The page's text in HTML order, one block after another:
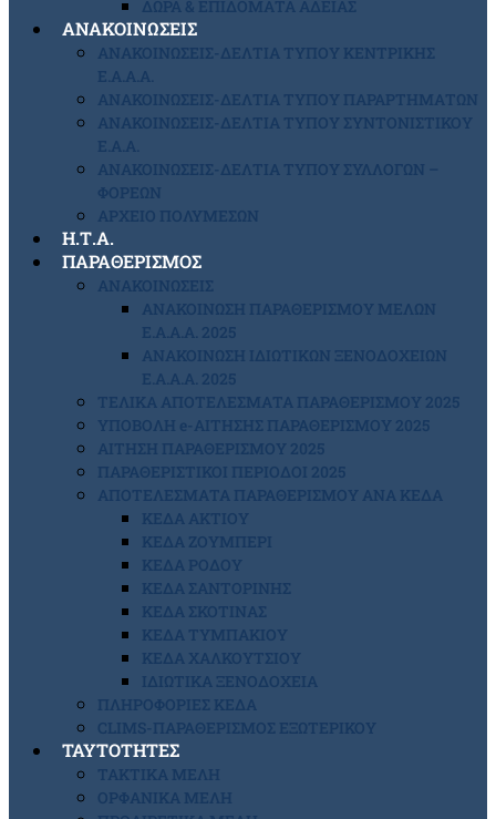
ΔΩΡΑ & ΕΠΙΔΟΜΑΤΑ ΑΔΕΙΑΣ
ΑΝΑΚΟΙΝΩΣΕΙΣ
ΑΝΑΚΟΙΝΩΣΕΙΣ-ΔΕΛΤΙΑ ΤΥΠΟΥ ΚΕΝΤΡΙΚΗΣ
Ε.Α.Α.Α.
ΑΝΑΚΟΙΝΩΣΕΙΣ-ΔΕΛΤΙΑ ΤΥΠΟΥ ΠΑΡΑΡΤΗΜΑΤΩΝ
ΑΝΑΚΟΙΝΩΣΕΙΣ-ΔΕΛΤΙΑ ΤΥΠΟΥ ΣΥΝΤΟΝΙΣΤΙΚΟΥ
Ε.Α.Α.
ΑΝΑΚΟΙΝΩΣΕΙΣ-ΔΕΛΤΙΑ ΤΥΠΟΥ ΣΥΛΛΟΓΩΝ –
ΦΟΡΕΩΝ
ΑΡΧΕΙΟ ΠΟΛΥΜΕΣΩΝ
Η.Τ.Α.
ΠΑΡΑΘΕΡΙΣΜΟΣ
ΑΝΑΚΟΙΝΩΣΕΙΣ
ΑΝΑΚΟΙΝΩΣΗ ΠΑΡΑΘΕΡΙΣΜΟΥ ΜΕΛΩΝ
Ε.Α.Α.Α. 2025
ΑΝΑΚΟΙΝΩΣΗ ΙΔΙΩΤΙΚΩΝ ΞΕΝΟΔΟΧΕΙΩΝ
Ε.Α.Α.Α. 2025
ΤΕΛΙΚΑ ΑΠΟΤΕΛΕΣΜΑΤΑ ΠΑΡΑΘΕΡΙΣΜΟΥ 2025
ΥΠΟΒΟΛΗ e-ΑΙΤΗΣΗΣ ΠΑΡΑΘΕΡΙΣΜΟΥ 2025
ΑΙΤΗΣΗ ΠΑΡΑΘΕΡΙΣΜΟΥ 2025
ΠΑΡΑΘΕΡΙΣΤΙΚΟΙ ΠΕΡΙΟΔΟΙ 2025
ΑΠΟΤΕΛΕΣΜΑΤΑ ΠΑΡΑΘΕΡΙΣΜΟΥ ΑΝΑ ΚΕΔΑ
ΚΕΔΑ ΑΚΤΙΟΥ
ΚΕΔΑ ΖΟΥΜΠΕΡΙ
ΚΕΔΑ ΡΟΔΟΥ
ΚΕΔΑ ΣΑΝΤΟΡΙΝΗΣ
ΚΕΔΑ ΣΚΟΤΙΝΑΣ
ΚΕΔΑ ΤΥΜΠΑΚΙΟΥ
ΚΕΔΑ ΧΑΛΚΟΥΤΣΙΟΥ
ΙΔΙΩΤΙΚΑ ΞΕΝΟΔΟΧΕΙΑ
ΠΛΗΡΟΦΟΡΙΕΣ ΚΕΔΑ
CLIMS-ΠΑΡΑΘΕΡΙΣΜΟΣ ΕΞΩΤΕΡΙΚΟΥ
ΤΑΥΤΟΤΗΤΕΣ
ΤΑΚΤΙΚΑ ΜΕΛΗ
ΟΡΦΑΝΙΚΑ ΜΕΛΗ